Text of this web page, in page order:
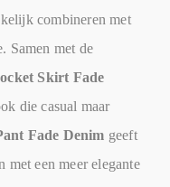
combineren met
Samen met de
Skirt Fade
die casual maar
Fade Denim geeft
met een meer elegante